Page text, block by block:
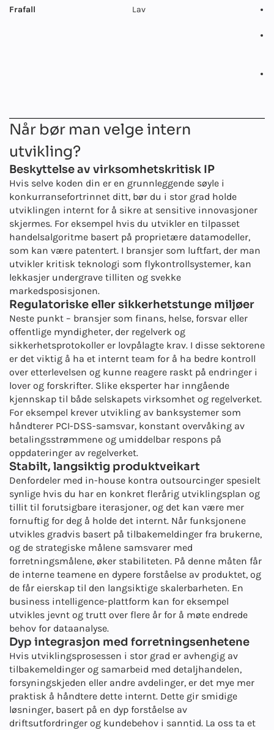
Frafall Lav
Når bør man velge intern
utvikling?
Beskyttelse av virksomhetskritisk IP
Hvis selve koden din er en grunnleggende søyle i
konkurransefortrinnet ditt, bør du i stor grad holde
utviklingen internt for å sikre at sensitive innovasjoner
skjermes. For eksempel hvis du utvikler en tilpasset
handelsalgoritme basert på proprietære datamodeller,
som kan være patentert. I bransjer som luftfart, der man
utvikler kritisk teknologi som flykontrollsystemer, kan
lekkasjer undergrave tilliten og svekke
markedsposisjonen.
Regulatoriske eller sikkerhetstunge miljøer
Neste punkt – bransjer som finans, helse, forsvar eller
offentlige myndigheter, der regelverk og
sikkerhetsprotokoller er lovpålagte krav. I disse sektorene
er det viktig å ha et internt team for å ha bedre kontroll
over etterlevelsen og kunne reagere raskt på endringer i
lover og forskrifter. Slike eksperter har inngående
kjennskap til både selskapets virksomhet og regelverket.
For eksempel krever utvikling av banksystemer som
håndterer PCI-DSS-samsvar, konstant overvåking av
betalingsstrømmene og umiddelbar respons på
oppdateringer av regelverket.
Stabilt, langsiktig produktveikart
Denfordeler med in-house kontra outsourcinger spesielt
synlige hvis du har en konkret flerårig utviklingsplan og
tillit til forutsigbare iterasjoner, og det kan være mer
fornuftig for deg å holde det internt. Når funksjonene
utvikles gradvis basert på tilbakemeldinger fra brukerne,
og de strategiske målene samsvarer med
forretningsmålene, øker stabiliteten. På denne måten får
de interne teamene en dypere forståelse av produktet, og
de får eierskap til den langsiktige skalerbarheten. En
business intelligence-plattform kan for eksempel
utvikles jevnt og trutt over flere år for å møte endrede
behov for dataanalyse.
Dyp integrasjon med forretningsenhetene
Hvis utviklingsprosessen i stor grad er avhengig av
tilbakemeldinger og samarbeid med detaljhandelen,
forsyningskjeden eller andre avdelinger, er det mye mer
praktisk å håndtere dette internt. Dette gir smidige
løsninger, basert på en dyp forståelse av
driftsutfordringer og kundebehov i sanntid. La oss ta et